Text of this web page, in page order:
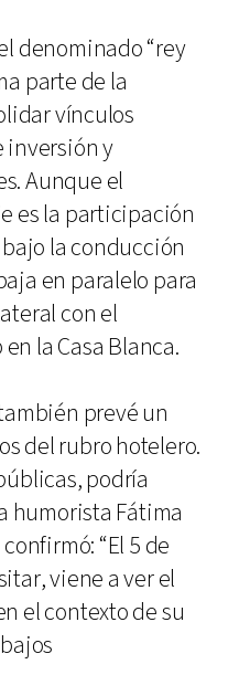
denominado “rey
parte de la
vínculos
inversión y
Aunque el
es la participación
la conducción
en paralelo para
con el
la Casa Blanca.
prevé un
del rubro hotelero.
podría
humorista Fátima
“El 5 de
viene a ver el
el contexto de su